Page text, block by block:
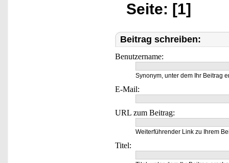
Seite: [1]
Beitrag schreiben:
Benutzername:
Synonym, unter dem Ihr Beitrag
E-Mail:
URL zum Beitrag:
Weiterführender Link zu Ihrem
Titel: